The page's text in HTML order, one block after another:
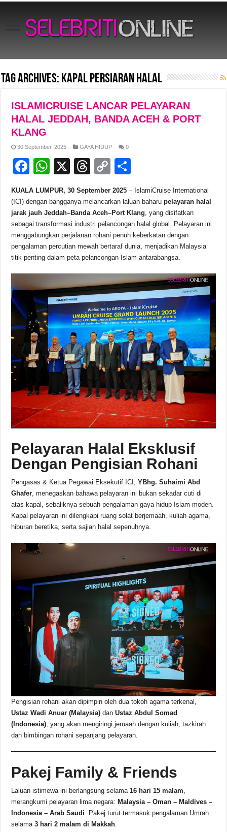
Tag Archives: Kapal Persiaran Halal
ISLAMICRUISE LANCAR PELAYARAN
HALAL JEDDAH, BANDA ACEH & PORT
KLANG
30 September, 2025 GAYA HIDUP 0
F
c
e
b
o
o
k
W
at
s
A
p
p
X
T
e
a
d
s
C
p
y
Li
n
k
ar
e
KUALA LUMPUR, 30 September 2025 – IslamiCruise International
(ICI) dengan bangganya melancarkan laluan baharupelayaran halal
jarak jauh Jeddah–Banda Aceh–Port Klang, yang disifatkan
sebagai transformasi industri pelancongan halal global. Pelayaran ini
menggabungkan perjalanan rohani penuh keberkatan dengan
pengalaman percutian mewah bertaraf dunia, menjadikan Malaysia
titik penting dalam peta pelancongan Islam antarabangsa.
Pelayaran Halal Eksklusif
Dengan Pengisian Rohani
Pengasas & Ketua Pegawai Eksekutif ICI,YBhg. Suhaimi Abd
Ghafer , menegaskan bahawa pelayaran ini bukan sekadar cuti di
atas kapal, sebaliknya sebuah pengalaman gaya hidup Islam moden.
Kapal pelayaran ini dilengkapi ruang solat berjemaah, kuliah agama,
hiburan beretika, serta sajian halal sepenuhnya.
Pengisian rohani akan dipimpin oleh dua tokoh agama terkenal,
Ustaz Wadi Anuar (Malaysia) danUstaz Abdul Somad
(Indonesia), yang akan mengiringi jemaah dengan kuliah, tazkirah
dan bimbingan rohani sepanjang pelayaran.
Pakej Family & Friends
Laluan istimewa ini berlangsung selama16 hari 15 malam,
merangkumi pelayaran lima negara: Malaysia – Oman – Maldives –
Indonesia – Arab Saudi. Pakej turut termasuk pengalaman Umrah
selama3 hari 2 malam di Makkah.